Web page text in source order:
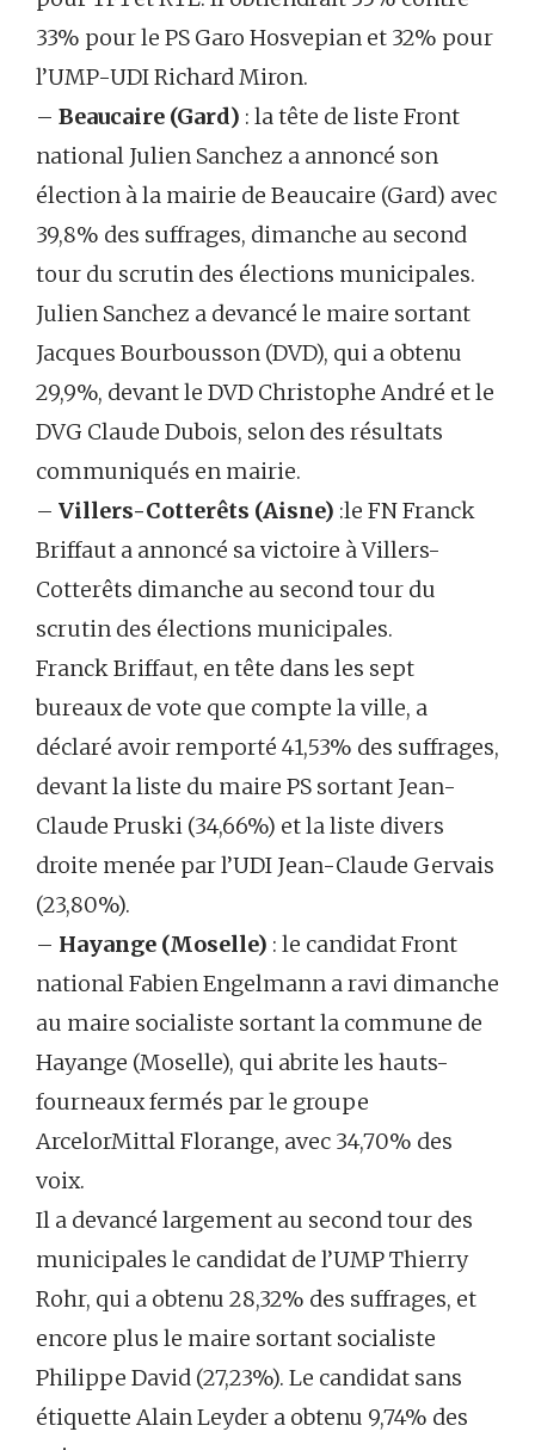
33% pour le PS Garo Hosvepian et 32% pour
l’UMP-UDI Richard Miron.
– Beaucaire (Gard) : la tête de liste Front
national Julien Sanchez a annoncé son
élection à la mairie de Beaucaire (Gard) avec
39,8% des suffrages, dimanche au second
tour du scrutin des élections municipales.
Julien Sanchez a devancé le maire sortant
Jacques Bourbousson (DVD), qui a obtenu
29,9%, devant le DVD Christophe André et le
DVG Claude Dubois, selon des résultats
communiqués en mairie.
– Villers-Cotterêts (Aisne) :le FN Franck
Briffaut a annoncé sa victoire à Villers-
Cotterêts dimanche au second tour du
scrutin des élections municipales.
Franck Briffaut, en tête dans les sept
bureaux de vote que compte la ville, a
déclaré avoir remporté 41,53% des suffrages,
devant la liste du maire PS sortant Jean-
Claude Pruski (34,66%) et la liste divers
droite menée par l’UDI Jean-Claude Gervais
(23,80%).
– Hayange (Moselle) : le candidat Front
national Fabien Engelmann a ravi dimanche
au maire socialiste sortant la commune de
Hayange (Moselle), qui abrite les hauts-
fourneaux fermés par le groupe
ArcelorMittal Florange, avec 34,70% des
voix.
Il a devancé largement au second tour des
municipales le candidat de l’UMP Thierry
Rohr, qui a obtenu 28,32% des suffrages, et
encore plus le maire sortant socialiste
Philippe David (27,23%). Le candidat sans
étiquette Alain Leyder a obtenu 9,74% des